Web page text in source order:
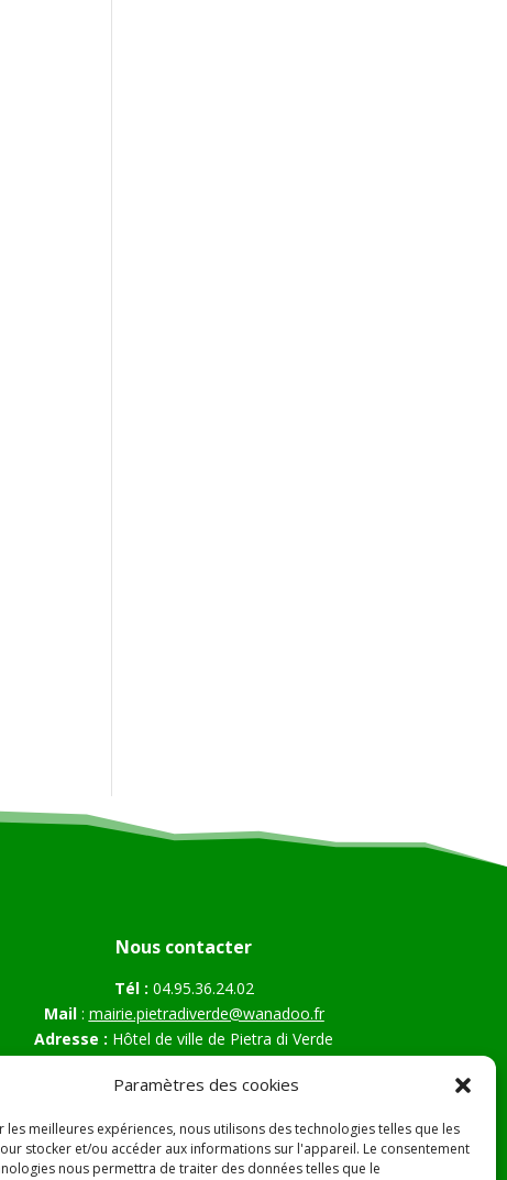
Paramètres des cookies
les meilleures expériences, nous utilisons des technologies telles que les
stocker et/ou accéder aux informations sur l'appareil. Le consentement
nous permettra de traiter des données telles que le
Nous contacter
Tél : 04.95.36.24.02
Mail: mairie.pietradiverde@wanadoo.fr
Adresse : Hôtel de ville de Pietra di Verde
20230 Pietra di Verde
Légales